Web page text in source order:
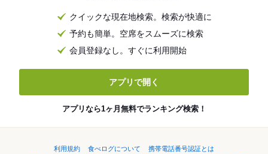
クイックな現在地検索。検索が快適に
予約も簡単。空席をスムーズに検索
会員登録なし。すぐに利用開始
アプリで開く
アプリなら1ヶ月無料でランキング検索！
利用規約 食べログについて
携帯電話番号認証とは